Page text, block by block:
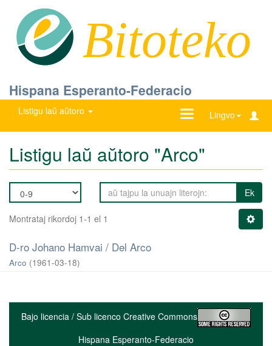
Bitoteko
Hispana Esperanto-Federacio
Listigu laŭ aŭtoro Lingvo
Ŝanĝu
Listigu laŭ aŭtoro "Arco"
Ek
Montrataj rikordoj 1-1 el 1
D-ro Johano Hamvai / Del Arco
Arco (1961-03-18)
Bajo licencia / Sub licenco Creative Commons
Hispana Esperanto-Federacio